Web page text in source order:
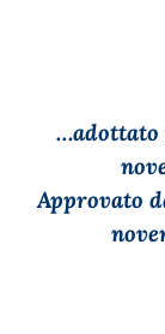
…adottato
Approvato